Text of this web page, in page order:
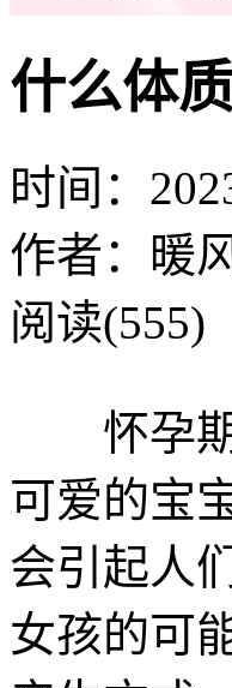
什么体
时间：
作者：暖
阅读(555)
怀孕期
可爱的宝
会引起人
女孩的可